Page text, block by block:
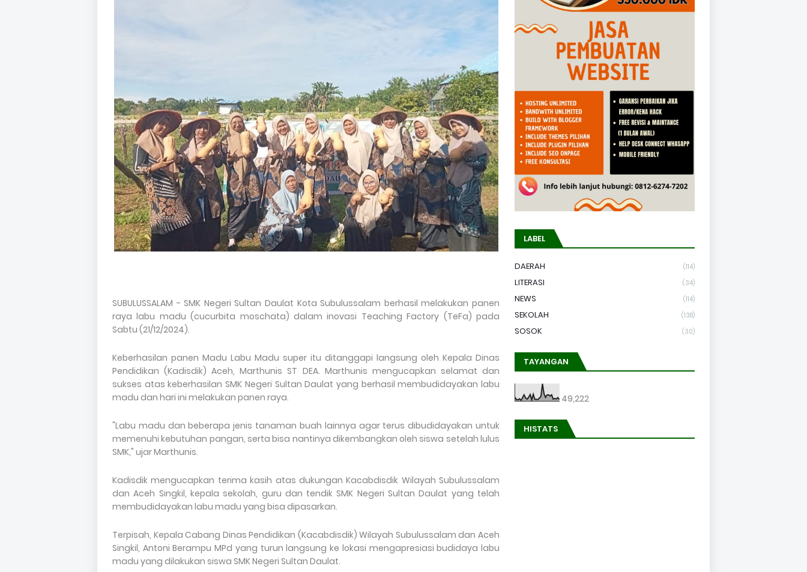
SUBULUSSALAM - SMK Negeri Sultan Daulat Kota Subulussalam berhasil melakukan panen
raya labu madu (cucurbita moschata) dalam inovasi Teaching Factory (TeFa) pada
Sabtu (21/12/2024).
Keberhasilan panen Madu Labu Madu super itu ditanggapi langsung oleh Kepala Dinas
Pendidikan (Kadisdik) Aceh, Marthunis ST DEA. Marthunis mengucapkan selamat dan
sukses atas keberhasilan SMK Negeri Sultan Daulat yang berhasil membudidayakan labu
madu dan hari ini melakukan panen raya.
"Labu madu dan beberapa jenis tanaman buah lainnya agar terus dibudidayakan untuk
memenuhi kebutuhan pangan, serta bisa nantinya dikembangkan oleh siswa setelah lulus
SMK," ujar Marthunis.
Kadisdik mengucapkan terima kasih atas dukungan Kacabdisdik Wilayah Subulussalam
dan Aceh Singkil, kepala sekolah, guru dan tendik SMK Negeri Sultan Daulat yang telah
membudidayakan labu madu yang bisa dipasarkan.
Terpisah, Kepala Cabang Dinas Pendidikan (Kacabdisdik) Wilayah Subulussalam dan Aceh
Singkil, Antoni Berampu MPd yang turun langsung ke lokasi mengapresiasi budidaya labu
madu yang dilakukan siswa SMK Negeri Sultan Daulat.
LABEL
DAERAH (114)
LITERASI (34)
NEWS (114)
SEKOLAH (138)
SOSOK (30)
TAYANGAN
49,222
HISTATS